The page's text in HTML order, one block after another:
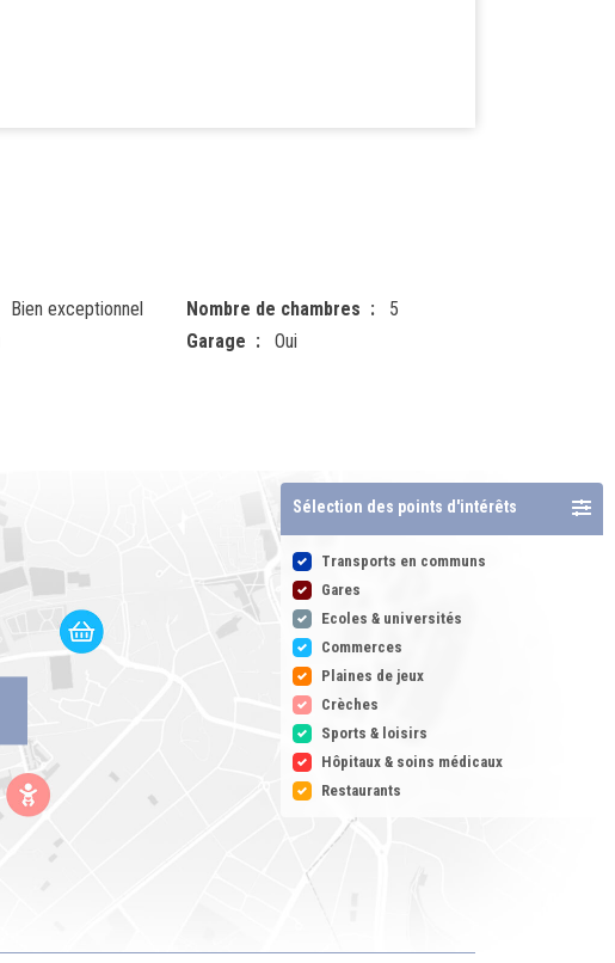
Bien exceptionnel Nombre de chambres
5
Garage
Oui
Sélection des points d'intérêts
Transports en communs
Gares
Ecoles & universités
Commerces
Plaines de jeux
Crèches
Sports & loisirs
Hôpitaux & soins médicaux
Restaurants